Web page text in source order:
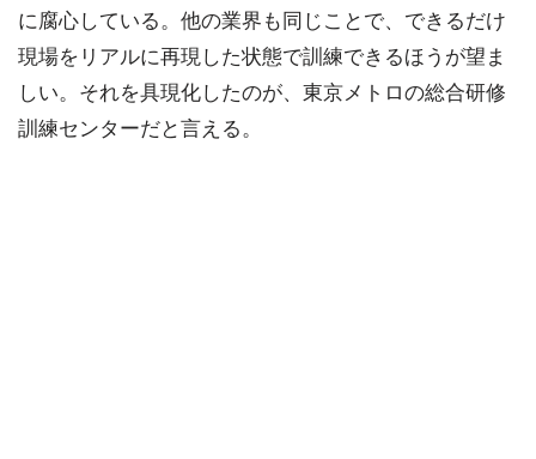
に腐心している。他の業界も同じことで、できるだけ
現場をリアルに再現した状態で訓練できるほうが望ま
しい。それを具現化したのが、東京メトロの総合研修
訓練センターだと言える。